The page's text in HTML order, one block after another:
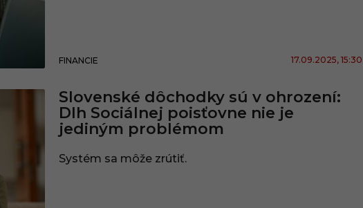
FINANCIE 17.09.2025, 15:30
Slovenské dôchodky sú v ohrození:
Dlh Sociálnej poisťovne nie je
jediným problémom
Systém sa môže zrútiť.